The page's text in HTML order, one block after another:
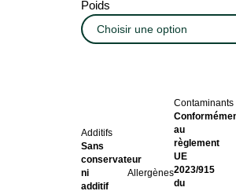
Poids
Additifs
Sans
conservateur
ni
additif
Allergènes
Contaminants
au
règlement
UE
2023/915
du